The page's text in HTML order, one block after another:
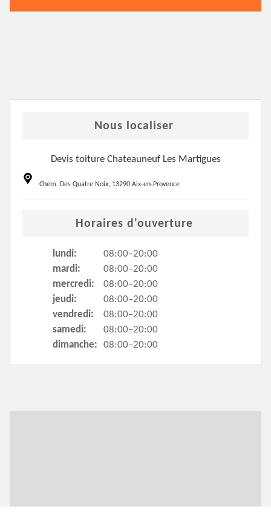
Nous localiser
Devis toiture Chateauneuf Les Martigues
Chem. Des Quatre Noix, 13290 Aix-en-Provence
Horaires d'ouverture
lundi:
08:00–20:00
mardi:
08:00–20:00
mercredi:
08:00–20:00
jeudi:
08:00–20:00
vendredi:
08:00–20:00
samedi:
08:00–20:00
dimanche:
08:00–20:00